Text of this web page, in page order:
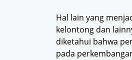
Hal lain yang
kelontong dan
diketahui bahwa
pada